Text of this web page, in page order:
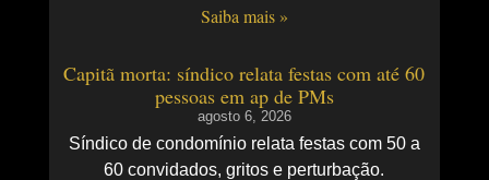
Saiba mais »
Capitã morta: síndico relata festas com até 60
pessoas em ap de PMs
agosto 6, 2026
Síndico de condomínio relata festas com 50 a
60 convidados, gritos e perturbação.